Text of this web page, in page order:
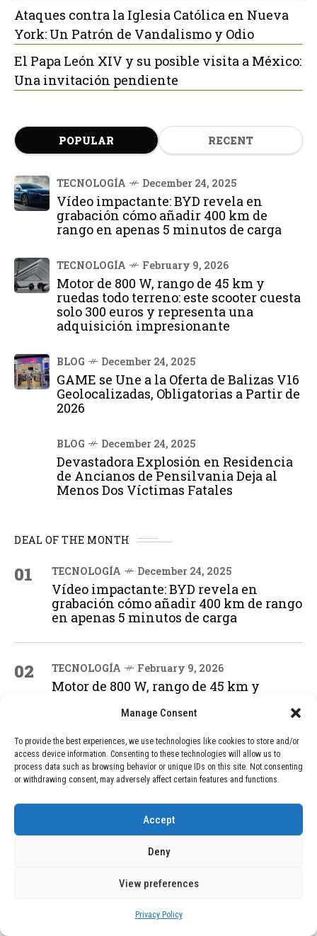
Manage Consent
To provide the best experiences, we use technologies like cookies to store and/or
access device information. Consenting to these technologies will allow us to
process data such as browsing behavior or unique IDs on this site. Not consenting
or withdrawing consent, may adversely affect certain features and functions.
Accept
Deny
View preferences
Privacy Policy
Ataques contra la Iglesia Católica en Nueva
York: Un Patrón de Vandalismo y Odio
El Papa León XIV y su posible visita a México:
Una invitación pendiente
POPULAR RECENT
TECNOLOGÍA December 24, 2025
Vídeo impactante: BYD revela en
grabación cómo añadir 400 km de
rango en apenas 5 minutos de carga
TECNOLOGÍA February 9, 2026
Motor de 800 W, rango de 45 km y
ruedas todo terreno: este scooter cuesta
solo 300 euros y representa una
adquisición impresionante
BLOG December 24, 2025
GAME se Une a la Oferta de Balizas V16
Geolocalizadas, Obligatorias a Partir de
2026
BLOG December 24, 2025
Devastadora Explosión en Residencia
de Ancianos de Pensilvania Deja al
Menos Dos Víctimas Fatales
DEAL OF THE MONTH
01 TECNOLOGÍA December 24, 2025
Vídeo impactante: BYD revela en
grabación cómo añadir 400 km de rango
en apenas 5 minutos de carga
02 TECNOLOGÍA February 9, 2026
Motor de 800 W, rango de 45 km y
solo 300 euros y representa una
03 BLOG December 24, 2025
Geolocalizadas, Obligatorias a Partir de
December 24, 2025
Devastadora Explosión en Residencia
de Ancianos de Pensilvania Deja al
Menos Dos Víctimas Fatales